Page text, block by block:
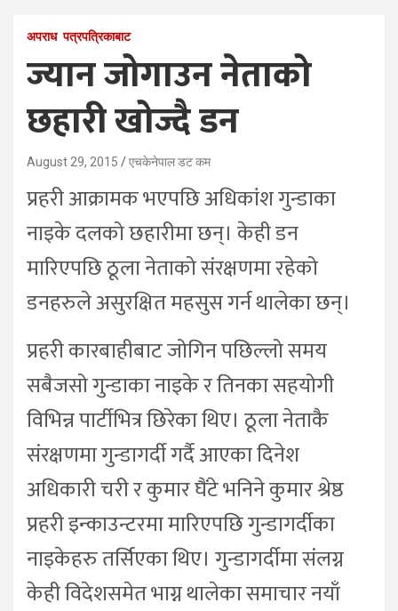
अपराध पत्रपत्रिकाबाट
ज्यान जोगाउन नेताको
छहारी खोज्दै डन
August 29, 2015 एचकेनेपाल डट कम
प्रहरी आक्रामक भएपछि अधिकांश गुन्डाका
नाइके दलको छहारीमा छन्। केही डन
मारिएपछि ठूला नेताको संरक्षणमा रहेको
डनहरुले असुरक्षित महसुस गर्न थालेका छन्।
प्रहरी कारबाहीबाट जोगिन पछिल्लो समय
सबैजसो गुन्डाका नाइके र तिनका सहयोगी
विभिन्न पार्टीभित्र छिरेका थिए। ठूला नेताकै
संरक्षणमा गुन्डागर्दी गर्दै आएका दिनेश
अधिकारी चरी र कुमार घैंटे भनिने कुमार श्रेष्ठ
प्रहरी इन्काउन्टरमा मारिएपछि गुन्डागर्दीका
नाइकेहरु तर्सिएका थिए। गुन्डागर्दीमा संलग्न
केही विदेशसमेत भाग्न थालेका समाचार नयाँ